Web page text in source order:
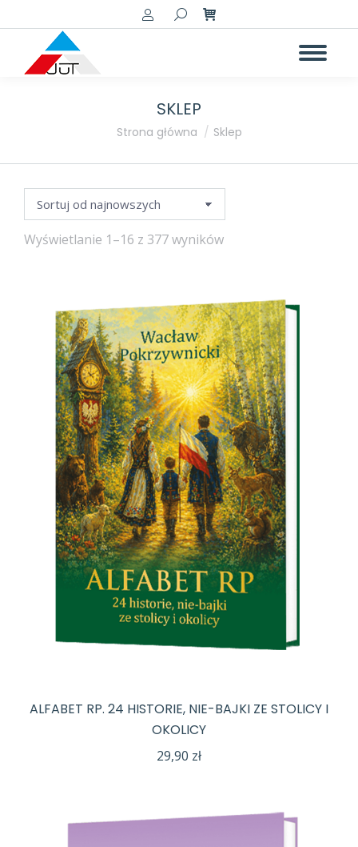
Szukaj:
SKLEP
Jesteś tutaj:
Strona główna Sklep
Wyświetlanie 1–16 z 377 wynikówPosortowane
ALFABET RP. 24 HISTORIE, NIE-BAJKI ZE STOLICY I
OKOLICY
29,90 zł